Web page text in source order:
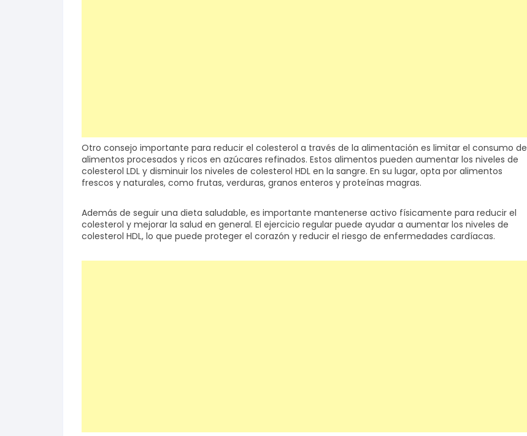
Otro consejo importante para reducir el colesterol a través de la alimentación es limitar el consumo de
alimentos procesados y ricos en azúcares refinados. Estos alimentos pueden aumentar los niveles de
colesterol LDL y disminuir los niveles de colesterol HDL en la sangre. En su lugar, opta por alimentos
frescos y naturales, como frutas, verduras, granos enteros y proteínas magras.
Además de seguir una dieta saludable, es importante mantenerse activo físicamente para reducir el
colesterol y mejorar la salud en general. El ejercicio regular puede ayudar a aumentar los niveles de
colesterol HDL, lo que puede proteger el corazón y reducir el riesgo de enfermedades cardíacas.